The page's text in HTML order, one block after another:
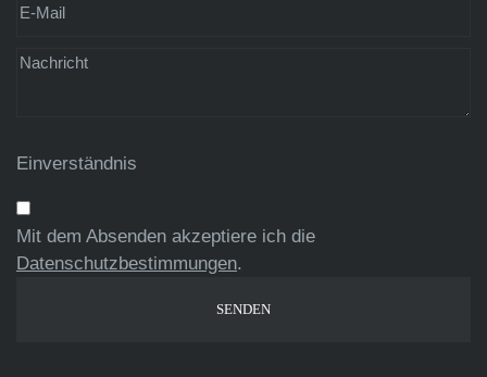
Einverständnis
Mit dem Absenden akzeptiere ich die
Datenschutzbestimmungen.